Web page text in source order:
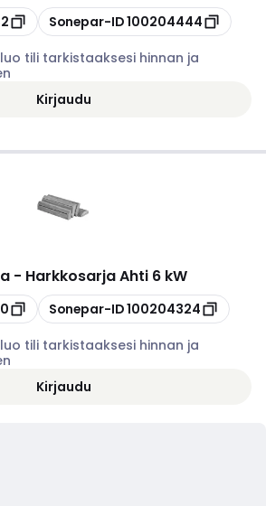
Kopioi
Sonepar-ID100204444
tili tarkistaaksesi hinnan ja
Kirjaudu
- Harkkosarja Ahti 6 kW
Kopioi
Sonepar-ID100204324
tili tarkistaaksesi hinnan ja
Kirjaudu